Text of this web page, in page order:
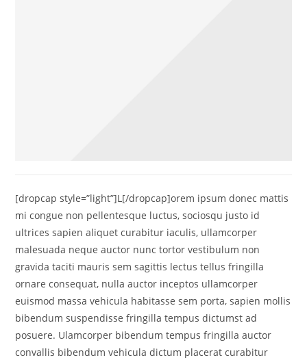
[dropcap style=”light”]L[/dropcap]orem ipsum donec mattis
mi congue non pellentesque luctus, sociosqu justo id
ultrices sapien aliquet curabitur iaculis, ullamcorper
malesuada neque auctor nunc tortor vestibulum non
gravida taciti mauris sem sagittis lectus tellus fringilla
ornare consequat, nulla auctor inceptos ullamcorper
euismod massa vehicula habitasse sem porta, sapien mollis
bibendum suspendisse fringilla tempus dictumst ad
posuere. Ulamcorper bibendum tempus fringilla auctor
convallis bibendum vehicula dictum placerat curabitur